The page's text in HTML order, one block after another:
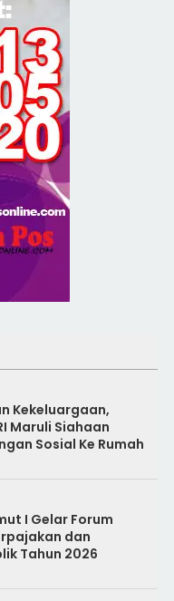
Kekeluargaan,
Maruli Siahaan
Sosial Ke Rumah
I Gelar Forum
dan
Tahun 2026